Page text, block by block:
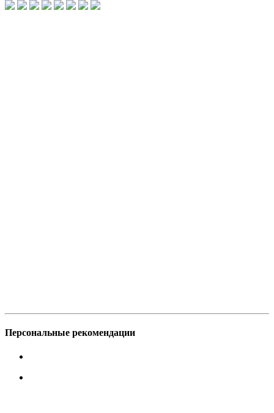
Персональные рекомендации